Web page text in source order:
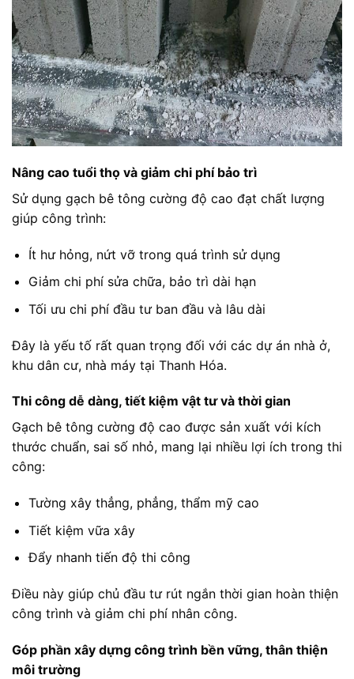
Nâng cao tuổi thọ và giảm chi phí bảo trì
Sử dụng gạch bê tông cường độ cao đạt chất lượng
giúp công trình:
Ít hư hỏng, nứt vỡ trong quá trình sử dụng
Giảm chi phí sửa chữa, bảo trì dài hạn
Tối ưu chi phí đầu tư ban đầu và lâu dài
Đây là yếu tố rất quan trọng đối với các dự án nhà ở,
khu dân cư, nhà máy tại Thanh Hóa.
Thi công dễ dàng, tiết kiệm vật tư và thời gian
Gạch bê tông cường độ cao được sản xuất với kích
thước chuẩn, sai số nhỏ, mang lại nhiều lợi ích trong thi
công:
Tường xây thẳng, phẳng, thẩm mỹ cao
Tiết kiệm vữa xây
Đẩy nhanh tiến độ thi công
Điều này giúp chủ đầu tư rút ngắn thời gian hoàn thiện
công trình và giảm chi phí nhân công.
Góp phần xây dựng công trình bền vững, thân thiện
môi trường